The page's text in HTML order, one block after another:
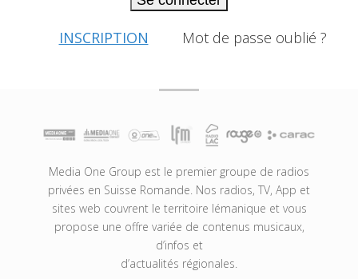
INSCRIPTION Mot de passe oublié ?
Media One Group est le premier groupe de radios
privées en Suisse Romande. Nos radios, TV, App et
sites web couvrent le territoire lémanique et vous
propose une offre variée de contenus musicaux,
d’infos et
d’actualités régionales.